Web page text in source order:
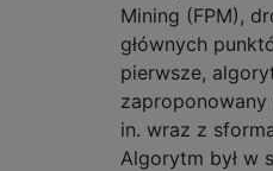
Mining (FPM),
głównych
pierwsze,
zaproponowany
in. wraz z
Algorytm był w